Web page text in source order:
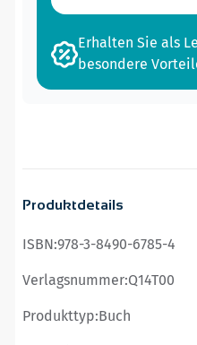
Erhalten Sie als
besondere
Produktdetails
ISBN:978-3-8490-6785-4
Verlagsnummer:Q14T00
Produkttyp:Buch